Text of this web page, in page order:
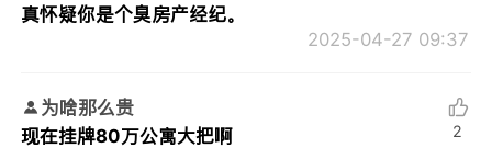
真怀疑你是个臭房产经纪。
2025-04-27 09:37
为啥那么贵
现在挂牌80万公寓大把啊
2